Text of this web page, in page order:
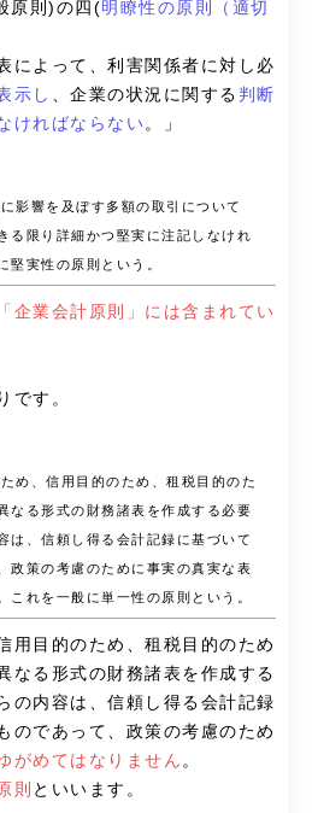
原則)の四(明瞭性の原則（適切
によって、利害関係者に対し必
示し 、企業の状況に関する 判断
ければならない 。 」
影響を及ぼす多額の取引について
る限り詳細かつ堅実に注記しなけれ
堅実性の原則という。
企業会計原則」には含まれてい
です。
め、信用目的のため、租税目的のた
なる形式の財務諸表を作成する必要
は、信頼し得る会計記録に基づいて
政策の考慮のために事実の真実な表
これを一般に単一性の原則という。
用目的のため、租税目的のため
なる形式の財務諸表を作成する
の内容は、信頼し得る会計記録
のであって、政策の考慮のため
がめてはなりません 。
則 といいます。